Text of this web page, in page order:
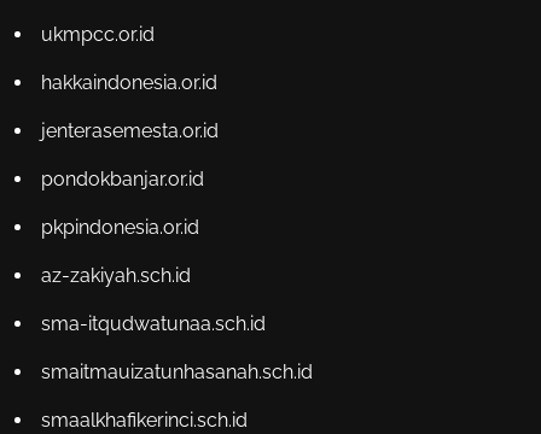
ukmpcc.or.id
hakkaindonesia.or.id
jenterasemesta.or.id
pondokbanjar.or.id
pkpindonesia.or.id
az-zakiyah.sch.id
sma-itqudwatunaa.sch.id
smaitmauizatunhasanah.sch.id
smaalkhafikerinci.sch.id